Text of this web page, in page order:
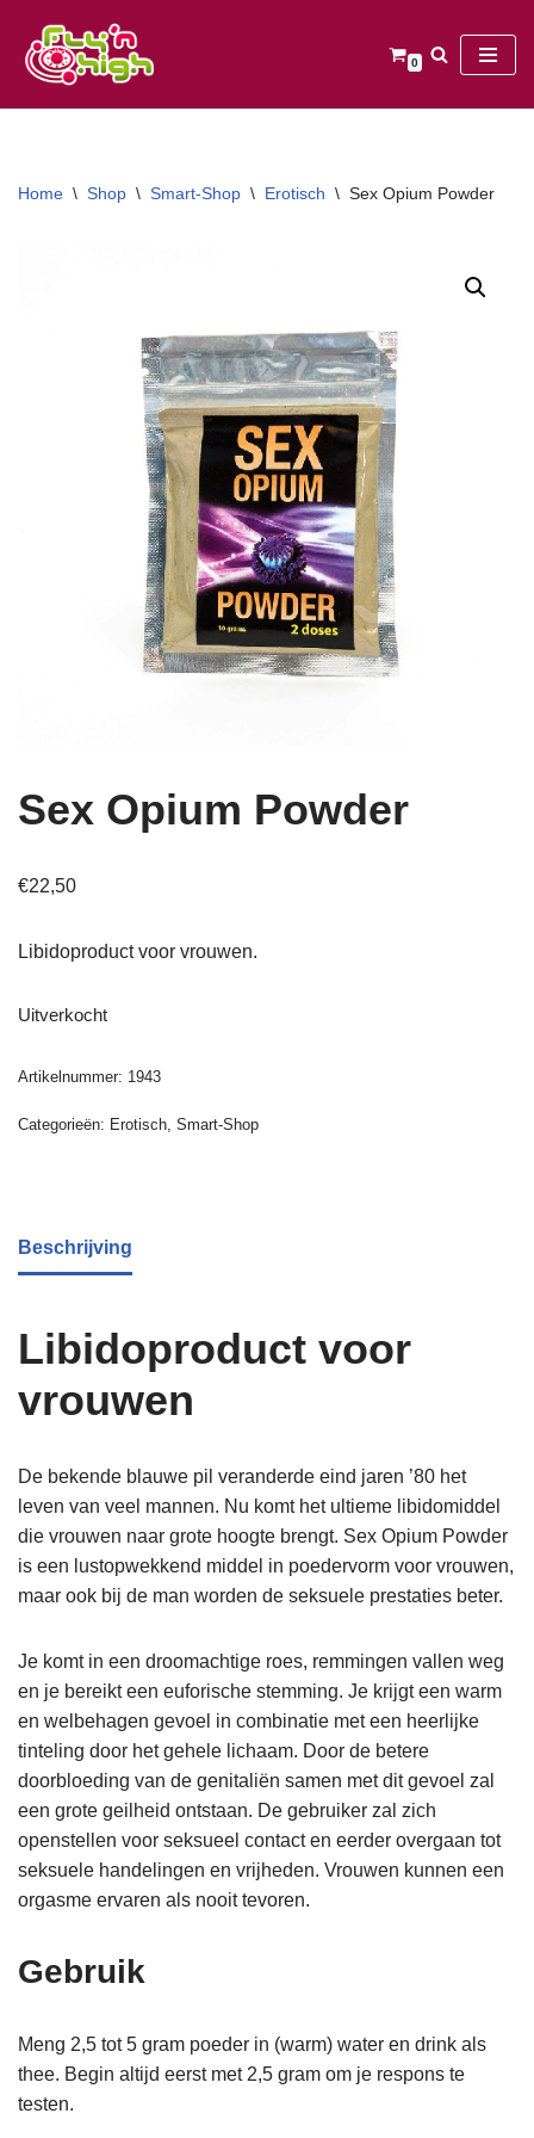
Ga
0
Home \ Shop \ Smart-Shop \ Erotisch \ Sex Opium Powder
Sex Opium Powder
€22,50
Libidoproduct voor vrouwen.
Uitverkocht
Artikelnummer: 1943
Categorieën: Erotisch, Smart-Shop
Beschrijving
Libidoproduct voor
vrouwen
De bekende blauwe pil veranderde eind jaren ’80 het
leven van veel mannen. Nu komt het ultieme libidomiddel
die vrouwen naar grote hoogte brengt. Sex Opium Powder
is een lustopwekkend middel in poedervorm voor vrouwen,
maar ook bij de man worden de seksuele prestaties beter.
Je komt in een droomachtige roes, remmingen vallen weg
en je bereikt een euforische stemming. Je krijgt een warm
en welbehagen gevoel in combinatie met een heerlijke
tinteling door het gehele lichaam. Door de betere
doorbloeding van de genitaliën samen met dit gevoel zal
een grote geilheid ontstaan. De gebruiker zal zich
openstellen voor seksueel contact en eerder overgaan tot
seksuele handelingen en vrijheden. Vrouwen kunnen een
orgasme ervaren als nooit tevoren.
Gebruik
Meng 2,5 tot 5 gram poeder in (warm) water en drink als
thee. Begin altijd eerst met 2,5 gram om je respons te
testen.